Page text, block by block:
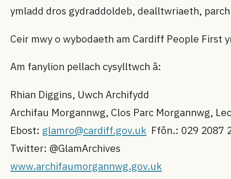
ymladd dros gydraddoldeb, dealltwriaeth,
Ceir mwy o wybodaeth am Cardiff People First
Am fanylion pellach cysylltwch â:
Rhian Diggins, Uwch Archifydd
Archifau Morgannwg, Clos Parc Morgannwg,
Ebost: glamro@cardiff.gov.uk Ffôn.: 029 2087
Twitter: @GlamArchives
www.archifaumorgannwg.gov.uk